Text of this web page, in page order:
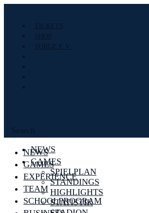
TICKETS
SHOP
SURGE E.V.
Search
NEWS
GAMES
SPIELPLAN
STANDINGS
HIGHLIGHTS
STATISTIK
NEWS
GAMES
EXPERIENCE
TEAM
SCHOOLPROGRAM